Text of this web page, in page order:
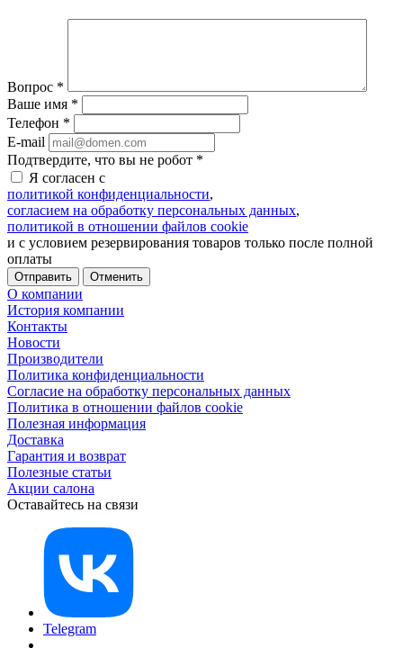
Вопрос *
Ваше имя *
Телефон *
E-mail
Подтвердите, что вы не робот *
Я согласен с
политикой конфиденциальности,
согласием на обработку персональных данных,
политикой в отношении файлов cookie
и с условием резервирования товаров только после полной
оплаты
Отменить
О компании
История компании
Контакты
Новости
Производители
Политика конфиденциальности
Согласие на обработку персональных данных
Политика в отношении файлов cookie
Полезная информация
Доставка
Гарантия и возврат
Полезные статьи
Акции салона
Оставайтесь на связи
Telegram